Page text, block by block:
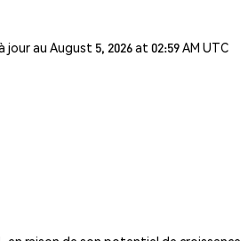
au August 5, 2026 at 02:59 AM UTC